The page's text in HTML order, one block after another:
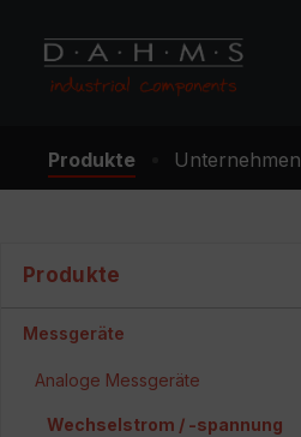
Produkte Unternehmen
Produkte
Messgeräte
Analoge Messgeräte
Wechselstrom / -spannung